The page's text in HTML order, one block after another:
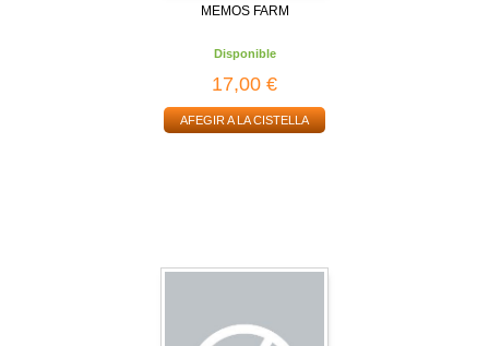
MEMOS FARM
Disponible
17,00 €
AFEGIR A LA CISTELLA